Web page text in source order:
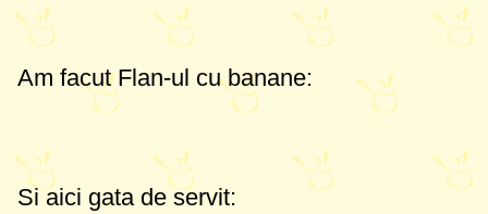
Am facut Flan-ul cu banane:
Si aici gata de servit: